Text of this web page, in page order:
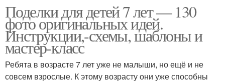
Поделки для детей 7 лет — 130
фото оригинальных идей.
Инструкции,-схемы, шаблоны и
мастер-класс
Ребята в возрасте 7 лет уже не малыши, но ещё и не
совсем взрослые. К этому возрасту они уже способны